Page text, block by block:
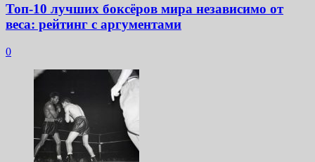
Топ-10 лучших боксёров мира независимо от
веса: рейтинг с аргументами
0